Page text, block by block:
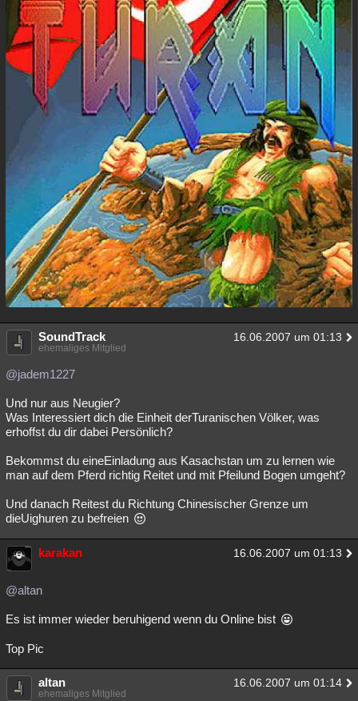
SoundTrack 16.06.2007 um 01:13
ehemaliges Mitglied
@jadem1227
Und nur aus Neugier?
Was Interessiert dich die Einheit derTuranischen Völker, was
erhoffst du dir dabei Persönlich?
Bekommst du eineEinladung aus Kasachstan um zu lernen wie
man auf dem Pferd richtig Reitet und mit Pfeilund Bogen umgeht?
Und danach Reitest du Richtung Chinesischer Grenze um
dieUighuren zu befreien
karakan 16.06.2007 um 01:13
@altan
Es ist immer wieder beruhigend wenn du Online bist
Top Pic
altan 16.06.2007 um 01:14
ehemaliges Mitglied